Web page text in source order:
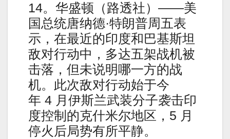
14。华盛顿（路透社）——美
国总统唐纳德·特朗普周五表
示，在最近的印度和巴基斯坦
敌对行动中，多达五架战机被
击落，但未说明哪一方的战
机。此次敌对行动始于今
年 4 月伊斯兰武装分子袭击印
度控制的克什米尔地区，5 月
停火后局势有所平静。